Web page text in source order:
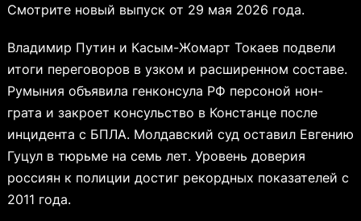
Смотрите новый выпуск от 29 мая 2026 года.
Владимир Путин и Касым-Жомарт Токаев подвели
итоги переговоров в узком и расширенном составе.
Румыния объявила генконсула РФ персоной нон-
грата и закроет консульство в Констанце после
инцидента с БПЛА. Молдавский суд оставил Евгению
Гуцул в тюрьме на семь лет. Уровень доверия
россиян к полиции достиг рекордных показателей с
2011 года.